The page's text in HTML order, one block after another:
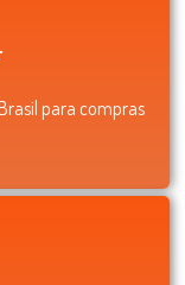
para compras